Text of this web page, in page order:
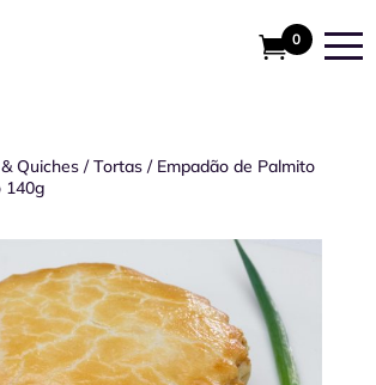
0
Quiches/Tortas/ Empadão de Palmito
140g